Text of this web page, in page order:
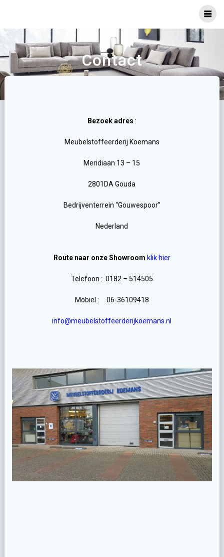
Contact
Bezoek adres :
Meubelstoffeerderij Koemans
Meridiaan 13 – 15
2801DA Gouda
Bedrijventerrein “Gouwespoor”
Nederland
Route naar onze Showroom klik hier
Telefoon : 0182 – 514505
Mobiel : 06-36109418
info@meubelstoffeerderijkoemans.nl